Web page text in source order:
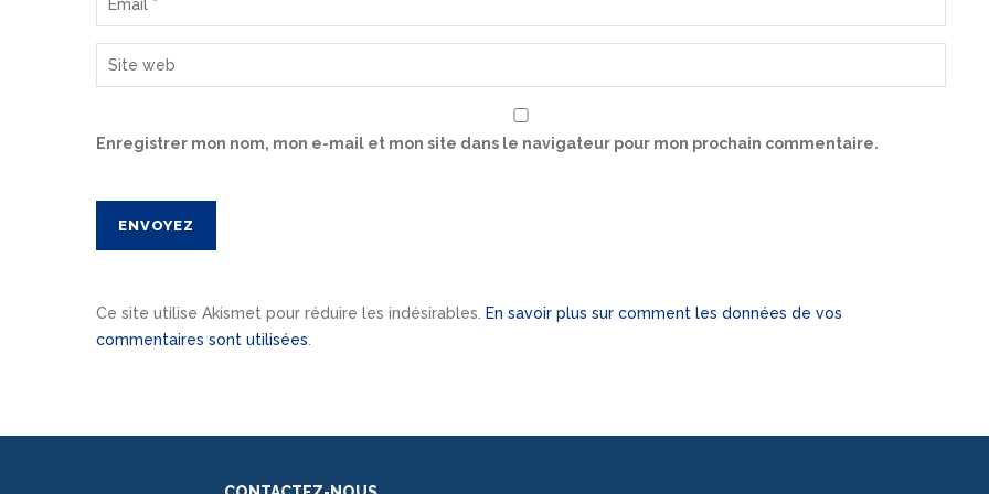
Enregistrer mon nom, mon e-mail et mon site dans le navigateur pour mon prochain commentaire.
Ce site utilise Akismet pour réduire les indésirables.
En savoir plus sur comment les données de vos
commentaires sont utilisées